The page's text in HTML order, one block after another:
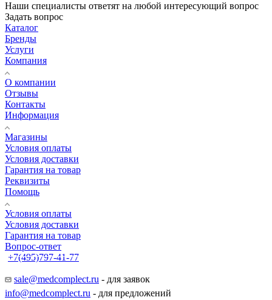
Наши специалисты ответят на любой интересующий вопрос
Задать вопрос
Каталог
Бренды
Услуги
Компания
О компании
Отзывы
Контакты
Информация
Магазины
Условия оплаты
Условия доставки
Гарантия на товар
Реквизиты
Помощь
Условия оплаты
Условия доставки
Гарантия на товар
Вопрос-ответ
+7(495)797-41-77
sale@medcomplect.ru - для заявок
info@medcomplect.ru - для предложений